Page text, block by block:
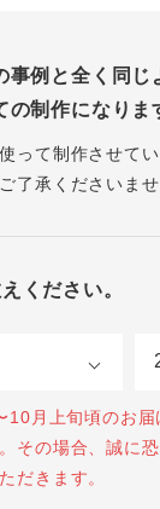
事例と全く同
制作になりま
って制作させて
了承くださいませ
ください。
月上旬頃のお
その場合、誠に
だきます。